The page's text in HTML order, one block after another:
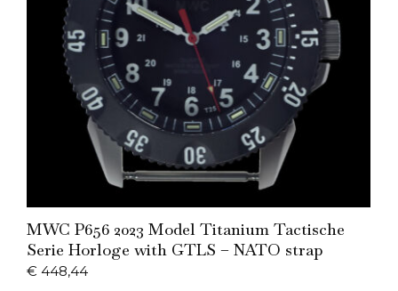
MWC P656 2023 Model Titanium Tactische
Serie Horloge with GTLS – NATO strap
€ 448,44